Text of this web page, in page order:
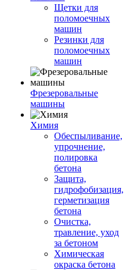
Щетки для
поломоечных
машин
Резинки для
поломоечных
машин
Фрезеровальные
машины
Химия
Обеспыливание,
упрочнение,
полировка
бетона
Защита,
гидрофобизация,
герметизация
бетона
Очистка,
травление, уход
за бетоном
Химическая
окраска бетона